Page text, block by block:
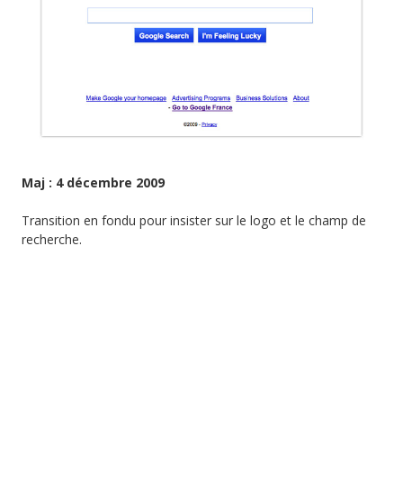
Maj : 4 décembre 2009
Transition en fondu pour insister sur le logo et le champ de
recherche.